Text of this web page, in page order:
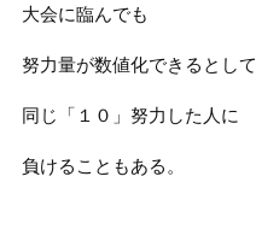
大会に臨んでも
努力量が数値化できるとして
同じ「１０」努力した人に
負けることもある。